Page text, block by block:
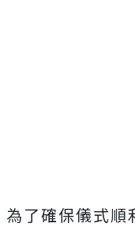
為了確保儀式順